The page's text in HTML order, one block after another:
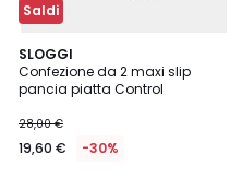
Saldi
SLOGGI
Confezione da 2 maxi slip
pancia piatta Control
28,00 €
19,60 € -30%
4,6
/ 5
2
Colori